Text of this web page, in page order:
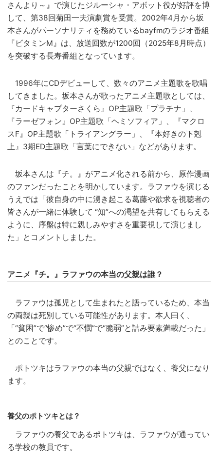
さんより～』で演じたジルーシャ・アボット役が好評を博
して、第38回菊田一夫演劇賞を受賞。2002年4月から坂
本さんがパーソナリティを務めているbayfmのラジオ番組
『ビタミンM』は、放送回数が1200回（2025年8月時点）
を突破する長寿番組となっています。
1996年にCDデビューして、数々のアニメ主題歌を歌唱
してきました。坂本さんが歌ったアニメ主題歌としては、
『カードキャプターさくら』OP主題歌「プラチナ」、
『ラーゼフォン』OP主題歌「ヘミソフィア」、『マクロ
スF』OP主題歌「トライアングラー」、『本好きの下剋
上』3期ED主題歌「言葉にできない」などがあります。
坂本さんは『チ。』がアニメ化される前から、原作漫画
のファンだったことを明かしています。ラファウを演じる
うえでは「彼自身の中に湧き起こる葛藤や欲求を視聴者の
皆さんが一緒に体験して “知”への渇望を共有してもらえる
ように、序盤は特に親しみやすさを重要視して演じまし
た」とコメントしました。
アニメ『チ。』ラファウの本当の父親は誰？
ラファウは孤児として生まれたと語っているため、本当
の両親は死別している可能性があります。本人曰く、
「“貧困”で“惨め”で“不憫”で“脆弱”と詰み要素満載だった」
とのことです。
ポトツキはラファウの本当の父親ではなく、養父になり
ます。
養父のポトツキとは？
ラファウの養父であるポトツキは、ラファウが通ってい
る学校の教員です。